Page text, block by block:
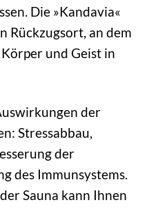
Die »Kandavia«
Rückzugsort, an dem
und Geist in
der
Stressabbau,
der
des Immunsystems.
Sauna kann Ihnen